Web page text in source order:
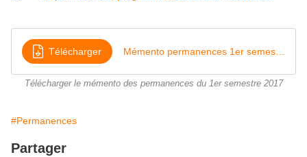
Télécharger
Télécharger le mémento des permanences du 1er semestre 2017
#Permanences
Partager